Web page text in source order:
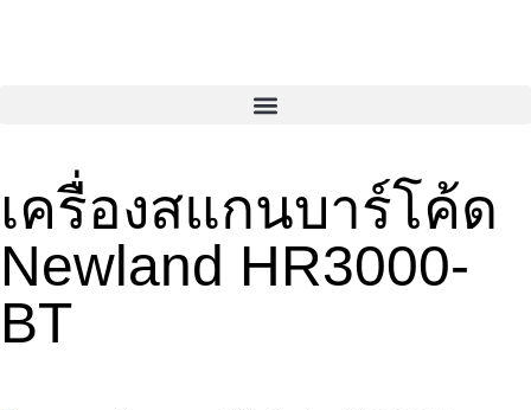
เครื่องสแกนบาร์โค้ด
Newland HR3000-
BT